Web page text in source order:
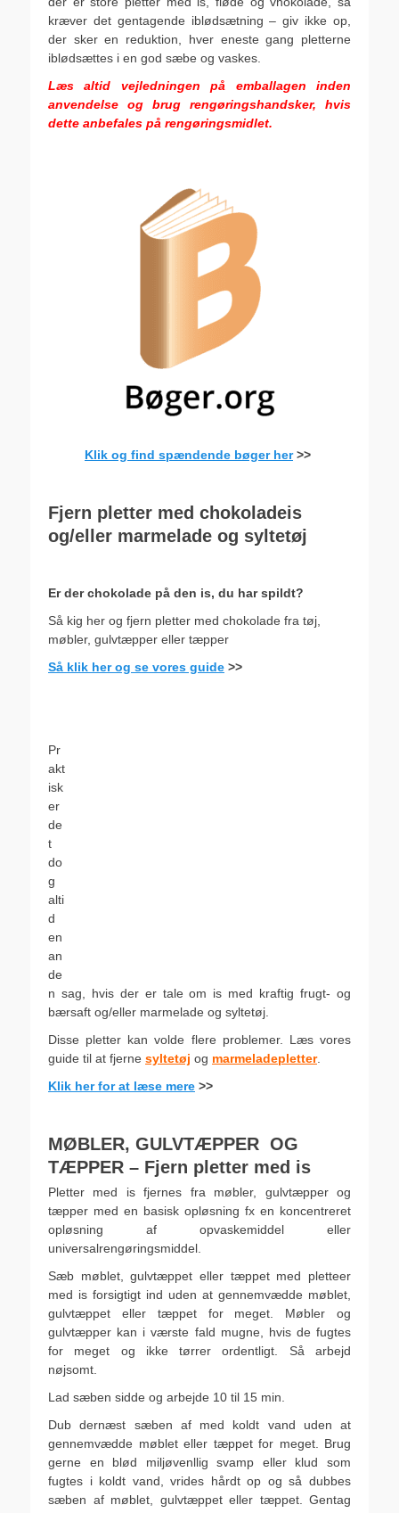
kræver det gentagende iblødsætning – giv ikke op,
der sker en reduktion, hver eneste gang pletterne
iblødsættes i en god sæbe og vaskes.
Læs altid vejledningen på emballagen inden
anvendelse og brug rengøringshandsker, hvis
dette anbefales på rengøringsmidlet.
Klik og find spændende bøger her >>
Fjern pletter med chokoladeis
og/eller marmelade og syltetøj
Er der chokolade på den is, du har spildt?
Så kig her og fjern pletter med chokolade fra tøj,
møbler, gulvtæpper eller tæpper
Så klik her og se vores guide >>
Pr
akt
isk
er
de
t
do
g
alti
d
en
an
de
n sag, hvis der er tale om is med kraftig frugt- og
bærsaft og/eller marmelade og syltetøj.
Disse pletter kan volde flere problemer. Læs vores
guide til at fjerne syltetøj og marmeladepletter.
Klik her for at læse mere >>
MØBLER, GULVTÆPPER OG
TÆPPER – Fjern pletter med is
Pletter med is fjernes fra møbler, gulvtæpper og
tæpper med en basisk opløsning fx en koncentreret
opløsning af opvaskemiddel eller
universalrengøringsmiddel.
Sæb møblet, gulvtæppet eller tæppet med pletteer
med is forsigtigt ind uden at gennemvædde møblet,
gulvtæppet eller tæppet for meget. Møbler og
gulvtæpper kan i værste fald mugne, hvis de fugtes
for meget og ikke tørrer ordentligt. Så arbejd
nøjsomt.
Lad sæben sidde og arbejde 10 til 15 min.
Dub dernæst sæben af med koldt vand uden at
gennemvædde møblet eller tæppet for meget. Brug
gerne en blød miljøvenllig svamp eller klud som
fugtes i koldt vand, vrides hårdt op og så dubbes
sæben af møblet, gulvtæppet eller tæppet. Gentag